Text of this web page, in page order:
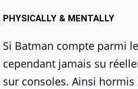
PHYSICALLY & MENTALLY
Si Batman compte parmi
cependant jamais su
sur consoles. Ainsi hormis